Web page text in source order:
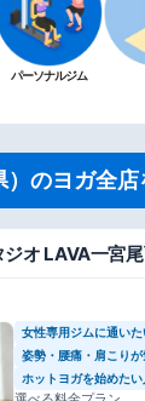
パーソナルジム
）のヨガ全店
オ LAVA一宮
女性専用ジムに通いた
姿勢・腰痛・肩こりが
ホットヨガを始めたい